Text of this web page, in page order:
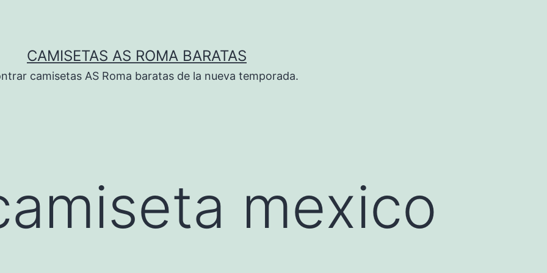
CAMISETAS AS ROMA BARATAS
camisetas AS Roma baratas de la nueva temporada.
mexico